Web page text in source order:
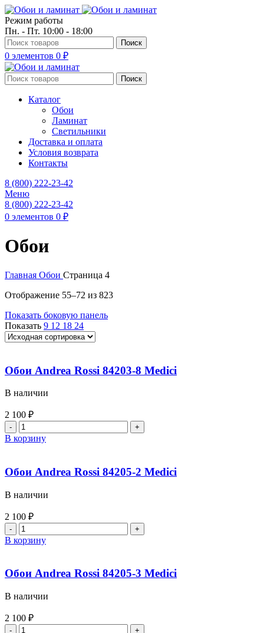
Режим работы
Пн. - Пт. 10:00 - 18:00
Поиск
0 элементов 0 ₽
Поиск
Каталог
Обои
Ламинат
Светильники
Доставка и оплата
Условия возврата
Контакты
8 (800) 222-23-42
Меню
8 (800) 222-23-42
0 элементов 0 ₽
Обои
Главная Обои Страница 4
Отображение 55–72 из 823
Показать боковую панель
Показать 9 12 18 24
Обои Andrea Rossi 84203-8 Medici
В наличии
2 100 ₽
В корзину
Обои Andrea Rossi 84205-2 Medici
В наличии
2 100 ₽
В корзину
Обои Andrea Rossi 84205-3 Medici
В наличии
2 100 ₽